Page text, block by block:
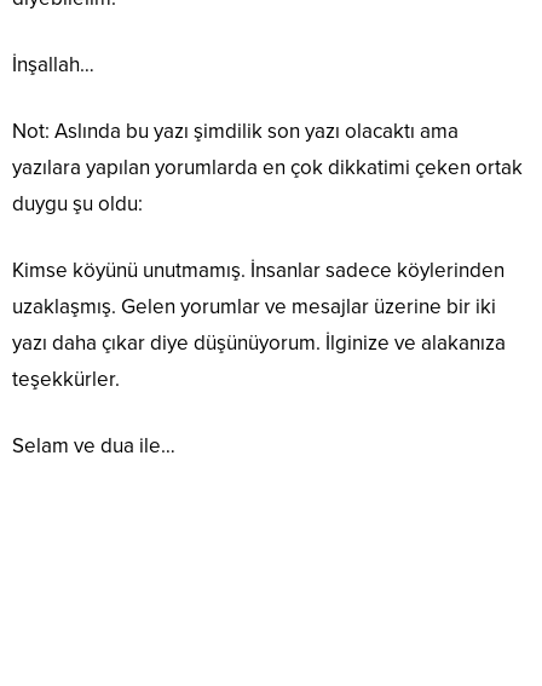
İnşallah…
Not: Aslında bu yazı şimdilik son yazı olacaktı ama
yazılara yapılan yorumlarda en çok dikkatimi çeken ortak
duygu şu oldu:
Kimse köyünü unutmamış. İnsanlar sadece köylerinden
uzaklaşmış. Gelen yorumlar ve mesajlar üzerine bir iki
yazı daha çıkar diye düşünüyorum. İlginize ve alakanıza
teşekkürler.
Selam ve dua ile…